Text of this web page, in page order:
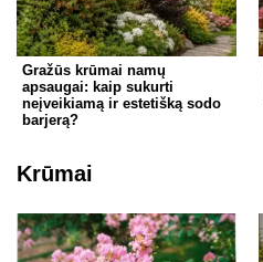
Gražūs krūmai namų
apsaugai: kaip sukurti
neįveikiamą ir estetišką sodo
barjerą?
Krūmai